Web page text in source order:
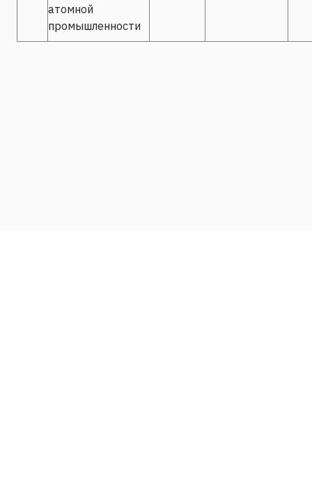
атомной
промышленности